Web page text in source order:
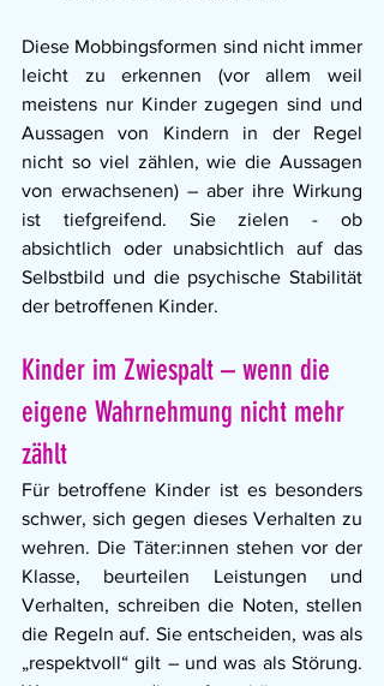
Diese Mobbingsformen sind nicht immer
leicht zu erkennen (vor allem weil
meistens nur Kinder zugegen sind und
Aussagen von Kindern in der Regel
nicht so viel zählen, wie die Aussagen
von erwachsenen) – aber ihre Wirkung
ist tiefgreifend. Sie zielen - ob
absichtlich oder unabsichtlich auf das
Selbstbild und die psychische Stabilität
der betroffenen Kinder.
Kinder im Zwiespalt – wenn die
eigene Wahrnehmung nicht mehr
zählt
Für betroffene Kinder ist es besonders
schwer, sich gegen dieses Verhalten zu
wehren. Die Täter:innen stehen vor der
Klasse, beurteilen Leistungen und
Verhalten, schreiben die Noten, stellen
die Regeln auf. Sie entscheiden, was als
„respektvoll“ gilt – und was als Störung.